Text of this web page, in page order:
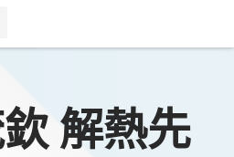
解熱先